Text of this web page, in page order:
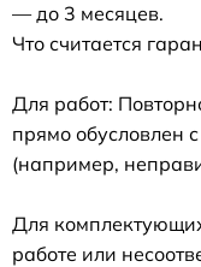
— до 3 месяцев.
Что считается
Для работ:
прямо обусловлен
(например,
Для
работе или